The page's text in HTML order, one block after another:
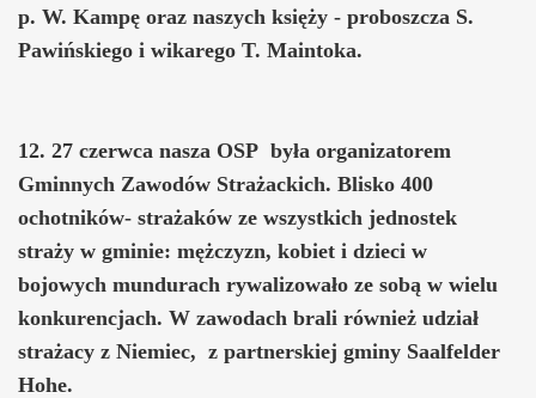
p. W. Kampę oraz naszych księży - proboszcza S.
Pawińskiego i wikarego T. Maintoka.
12. 27 czerwca nasza OSP była organizatorem
Gminnych Zawodów Strażackich. Blisko 400
ochotników- strażaków ze wszystkich jednostek
straży w gminie: mężczyzn, kobiet i dzieci w
bojowych mundurach rywalizowało ze sobą w wielu
konkurencjach. W zawodach brali również udział
strażacy z Niemiec, z partnerskiej gminy Saalfelder
Hohe.